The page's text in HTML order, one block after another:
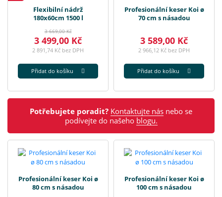
Flexibilní nádrž
180x60cm 1500 l
3 669,00 Kč
3 499,00 Kč
2 891,74 Kč bez DPH
Přidat do košíku
Profesionální keser Koi ø
70 cm s násadou
3 589,00 Kč
2 966,12 Kč bez DPH
Přidat do košíku
Potřebujete poradit? Kontaktujte nás nebo se
podívejte do našeho blogu.
Profesionální keser Koi ø
80 cm s násadou
Profesionální keser Koi ø
100 cm s násadou